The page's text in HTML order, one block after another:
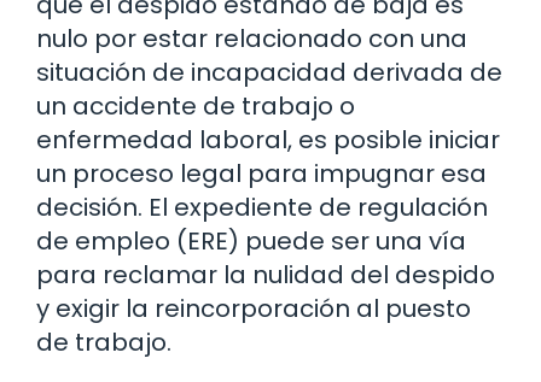
nulo por estar relacionado con una
situación de incapacidad derivada de
un accidente de trabajo o
enfermedad laboral, es posible iniciar
un proceso legal para impugnar esa
decisión. El expediente de regulación
de empleo (ERE) puede ser una vía
para reclamar la nulidad del despido
y exigir la reincorporación al puesto
de trabajo.